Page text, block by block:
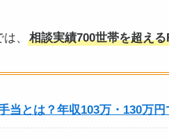
、 相談実績700世帯を超え
当とは？年収103万・130万